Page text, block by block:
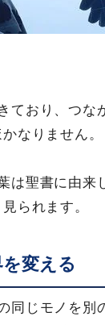
ており、つな
なりません。
は聖書に由来
られます。
変える
同じモノを別